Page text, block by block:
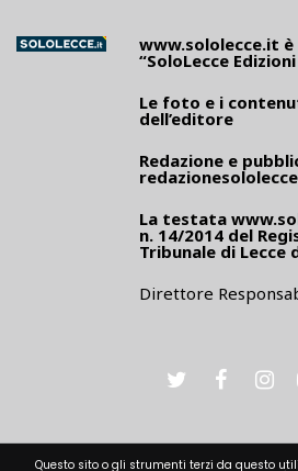
www.sololecce.it
“SoloLecce Edizioni
Le foto e i
dell’editore
Redazione e
La testata
n. 14/2014 del
Tribunale di Lecce
Direttore
Questo sito o gli strumenti terzi da questo